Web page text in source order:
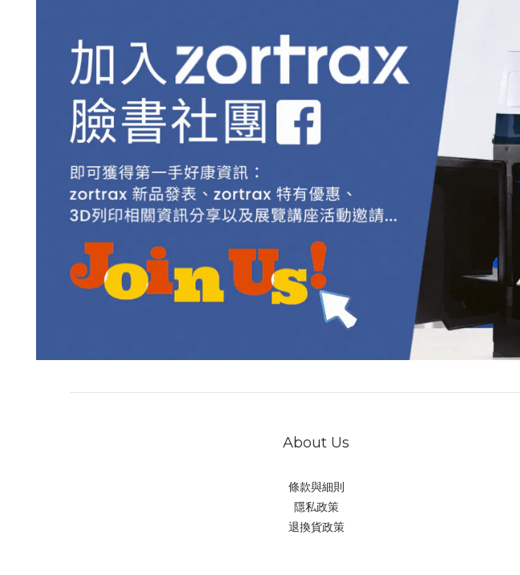
About Us
條款與細則
隱私政策
退換貨政策